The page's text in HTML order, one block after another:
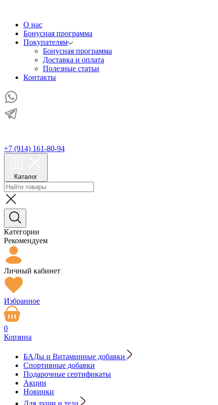
О нас
Бонусная программа
Покупателям
Бонусная программа
Доставка и оплата
Полезные статьи
Контакты
+7 (914) 161-80-94
Каталог
Категории
Рекомендуем
Личный кабинет
Избранное
0
Корзина
БАДы и Витаминные добавки
Спортивные добавки
Подарочные сертификаты
Акции
Новинки
Для души и тела